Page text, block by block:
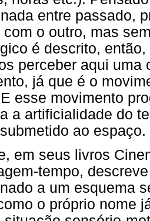
entre passado,
com o outro, mas
é descrito,
perceber aqui uma
já que é o
esse movimento
a artificialidade do
ao espaço.
em seus livros
tempo,
a um esquema
o próprio nome